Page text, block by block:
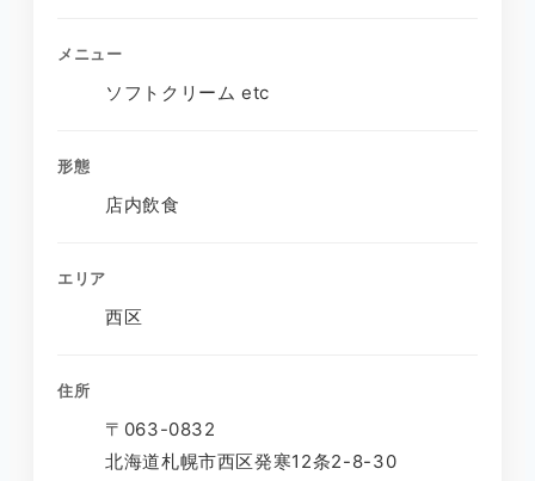
メニュー
ソフトクリーム etc
形態
店内飲食
エリア
西区
住所
〒063-0832
北海道札幌市西区発寒12条2-8-30